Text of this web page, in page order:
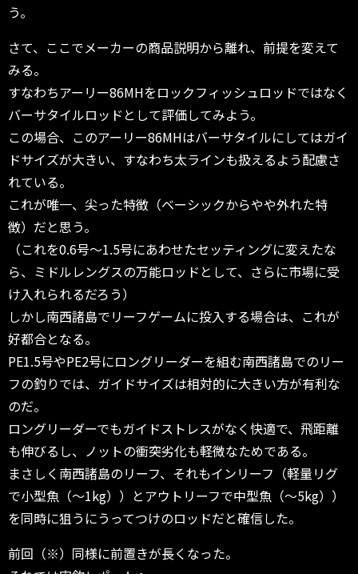
う。
さて、ここでメーカーの商品説明から離れ、前提を変えて
みる。
すなわちアーリー86MHをロックフィッシュロッドではなく
バーサタイルロッドとして評価してみよう。
この場合、このアーリー86MHはバーサタイルにしてはガイ
ドサイズが大きい、すなわち太ラインも扱えるよう配慮さ
れている。
これが唯一、尖った特徴（ベーシックからやや外れた特
徴）だと思う。
（これを0.6号～1.5号にあわせたセッティングに変えたな
ら、ミドルレングスの万能ロッドとして、さらに市場に受
け入れられるだろう）
しかし南西諸島でリーフゲームに投入する場合は、これが
好都合となる。
PE1.5号やPE2号にロングリーダーを組む南西諸島でのリー
フの釣りでは、ガイドサイズは相対的に大きい方が有利な
のだ。
ロングリーダーでもガイドストレスがなく快適で、飛距離
も伸びるし、ノットの衝突劣化も軽微なためである。
まさしく南西諸島のリーフ、それもインリーフ（軽量リグ
で小型魚（～1kg））とアウトリーフで中型魚（～5kg））
を同時に狙うにうってつけのロッドだと確信した。
前回（※）同様に前置きが長くなった。